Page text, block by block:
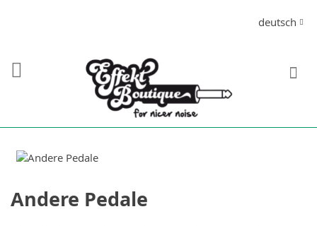
Sprache
deutsch
Andere Pedale